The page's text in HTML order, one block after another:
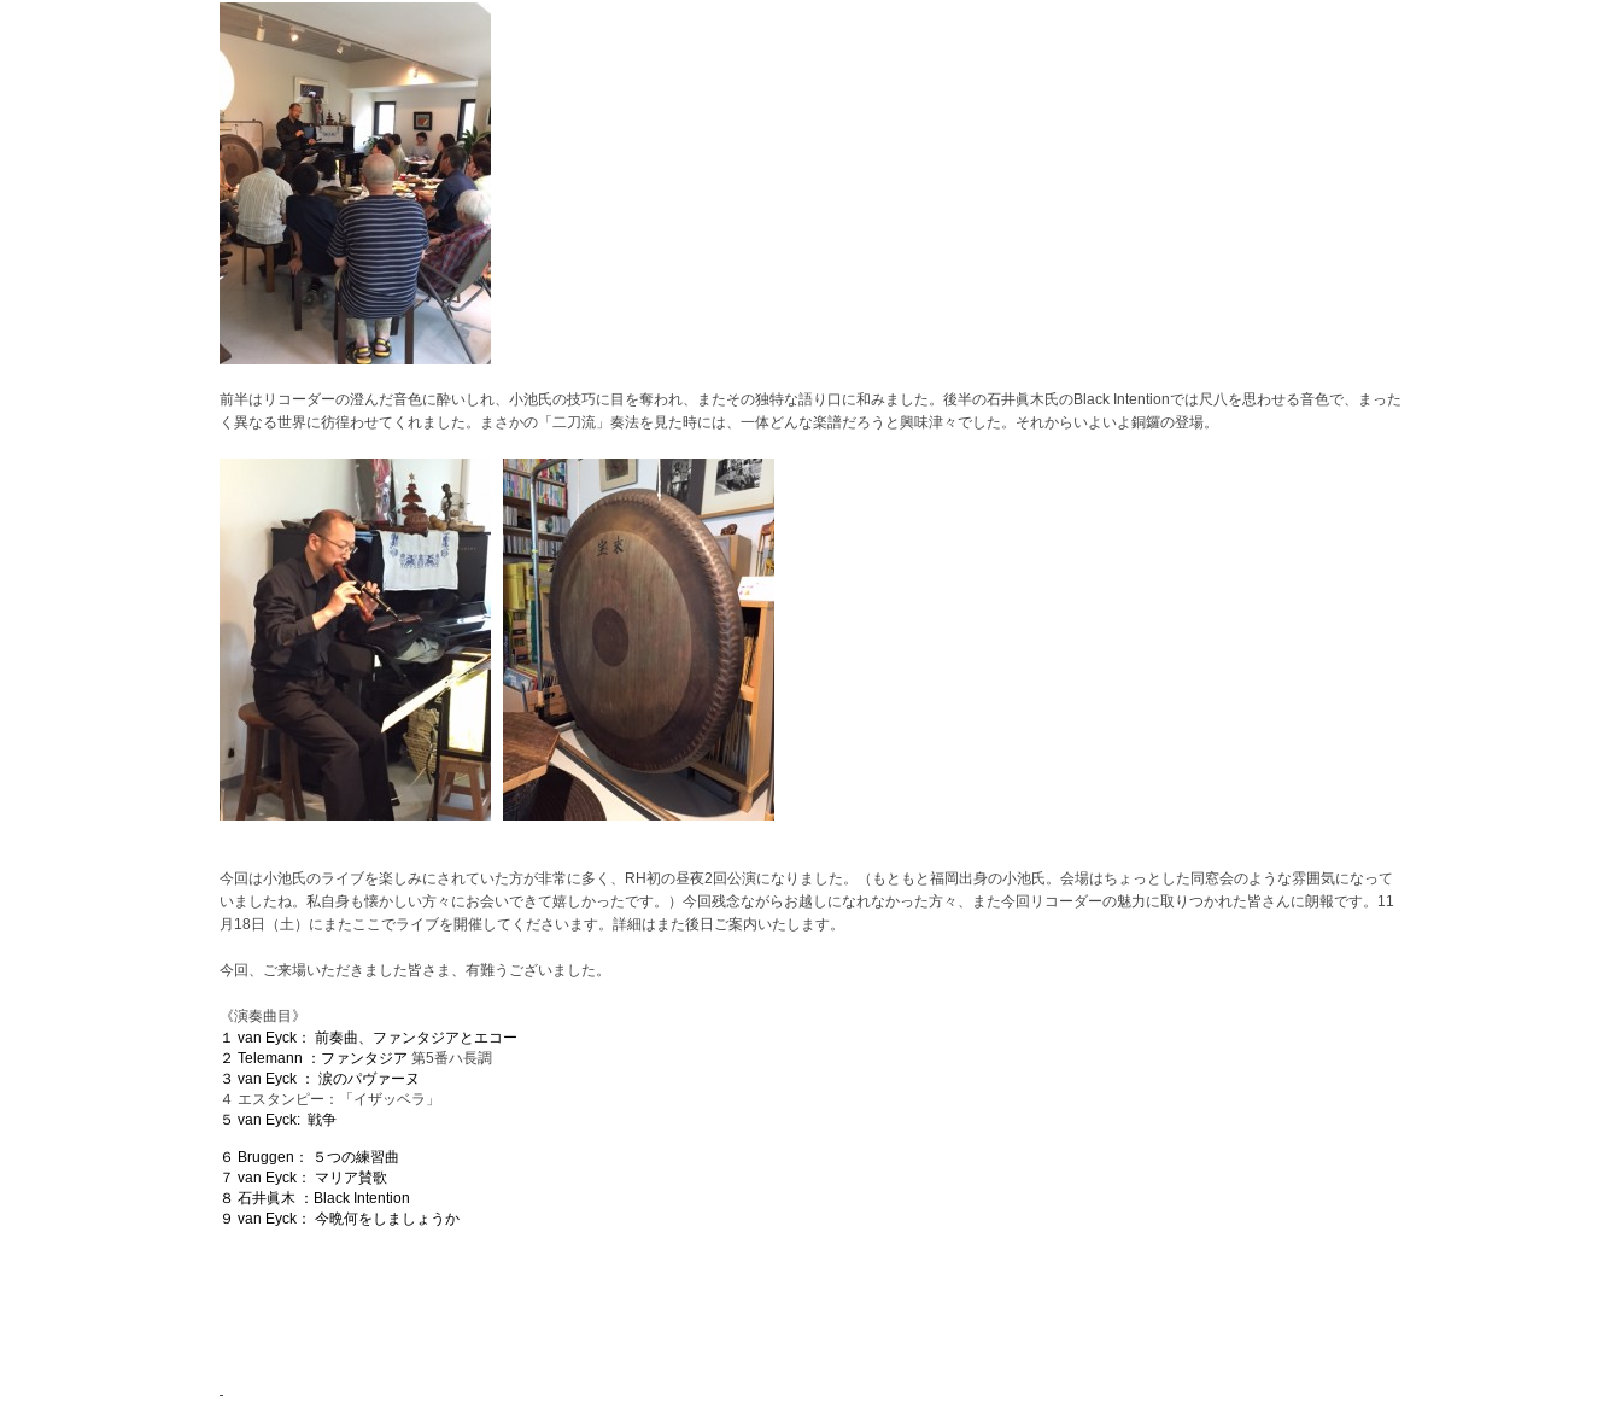
前半はリコーダーの澄んだ音色に酔いしれ、小池氏の技巧に目を奪われ、またその独特な語り口に和みました。後半の石井眞木氏のBlack Intentionでは尺八を思わせる音色で、まった
く異なる世界に彷徨わせてくれました。まさかの「二刀流」奏法を見た時には、一体どんな楽譜だろうと興味津々でした。それからいよいよ銅鑼の登場。
今回は小池氏のライブを楽しみにされていた方が非常に多く、RH初の昼夜2回公演になりました。（もともと福岡出身の小池氏。会場はちょっとした同窓会のような雰囲気になって
いましたね。私自身も懐かしい方々にお会いできて嬉しかったです。）今回残念ながらお越しになれなかった方々、また今回リコーダーの魅力に取りつかれた皆さんに朗報です。11
月18日（土）にまたここでライブを開催してくださいます。詳細はまた後日ご案内いたします。
今回、ご来場いただきました皆さま、有難うございました。
《演奏曲目》
１ van Eyck： 前奏曲、ファンタジアとエコー
２ Telemann ：ファンタジア 第5番ハ長調
３ van Eyck ： 涙のパヴァーヌ
４ エスタンピー：「イザッベラ」
５ van Eyck: 戦争
６ Bruggen： ５つの練習曲
７ van Eyck： マリア賛歌
８ 石井眞木 ：Black Intention
９ van Eyck： 今晩何をしましょうか